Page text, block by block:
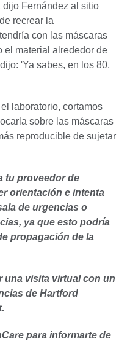
Fernández al sitio
recrear la
con las máscaras
el material alrededor de
'Ya sabes, en los 80,
laboratorio, cortamos
sobre las máscaras
reproducible de sujetar
tu proveedor de
orientación e intenta
de urgencias o
ya que esto podría
propagación de la
una visita virtual con un
de Hartford
para informarte de